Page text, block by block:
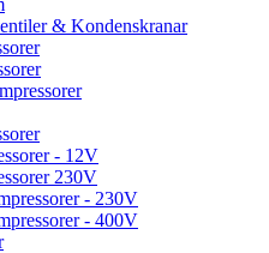
& Kondenskranar
- 12V
230V
- 230V
- 400V